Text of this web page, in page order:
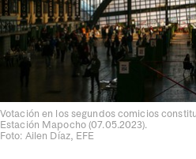
Votación en los segundos comicios
Estación Mapocho (07.05.2023).
Foto: Ailen Díaz, EFE